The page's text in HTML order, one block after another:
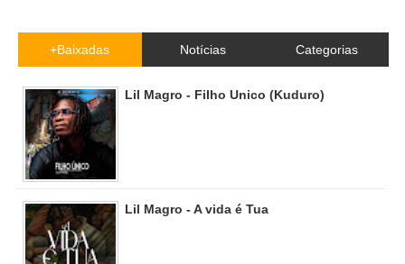
+Baixadas Notícias Categorias
Lil Magro - Filho Unico (Kuduro)
Lil Magro - A vida é Tua